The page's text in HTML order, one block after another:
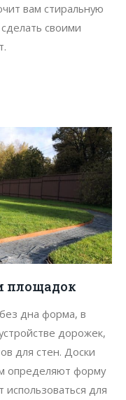
вам стиральную
своими
площадок
дна форма, в
дорожек,
для стен. Доски
определяют форму
для